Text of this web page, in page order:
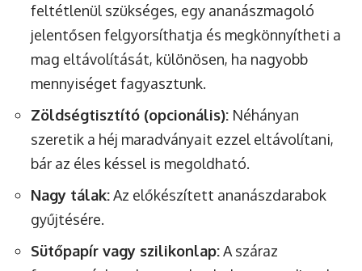
feltétlenül szükséges, egy ananászmagoló
jelentősen felgyorsíthatja és megkönnyítheti a
mag eltávolítását, különösen, ha nagyobb
mennyiséget fagyasztunk.
Zöldségtisztító (opcionális): Néhányan
szeretik a héj maradványait ezzel eltávolítani,
bár az éles késsel is megoldható.
Nagy tálak:Az előkészített ananászdarabok
gyűjtésére.
Sütőpapír vagy szilikonlap:A száraz